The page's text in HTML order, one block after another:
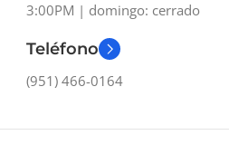
3:00PM | domingo: cerrado
Teléfono
(951) 466-0164